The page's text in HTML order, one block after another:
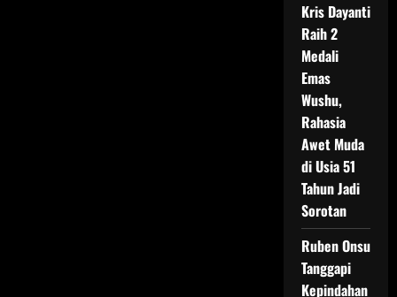
Kris Dayanti
Raih 2
Medali
Emas
Wushu,
Rahasia
Awet Muda
di Usia 51
Tahun Jadi
Sorotan
Ruben Onsu
Tanggapi
Kepindahan